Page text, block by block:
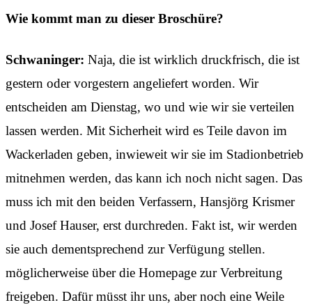
Wie kommt man zu dieser Broschüre?
Schwaninger: Naja, die ist wirklich druckfrisch, die ist
gestern oder vorgestern angeliefert worden. Wir
entscheiden am Dienstag, wo und wie wir sie verteilen
lassen werden. Mit Sicherheit wird es Teile davon im
Wackerladen geben, inwieweit wir sie im Stadionbetrieb
mitnehmen werden, das kann ich noch nicht sagen. Das
muss ich mit den beiden Verfassern, Hansjörg Krismer
und Josef Hauser, erst durchreden. Fakt ist, wir werden
sie auch dementsprechend zur Verfügung stellen.
möglicherweise über die Homepage zur Verbreitung
freigeben. Dafür müsst ihr uns, aber noch eine Weile